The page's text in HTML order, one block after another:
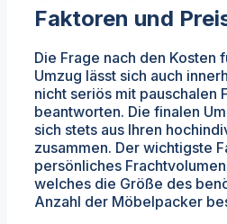
Faktoren und
Die Frage nach den Kosten
Umzug lässt sich auch
nicht seriös mit pauschalen
beantworten. Die finalen
sich stets aus Ihren
zusammen. Der wichtigste
persönliches
welches die Größe des
Anzahl der Möbelpacker